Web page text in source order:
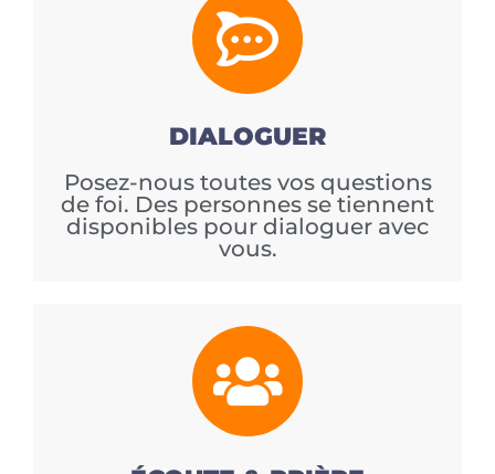
DIALOGUER
Posez-nous toutes vos questions
de foi. Des personnes se tiennent
disponibles pour dialoguer avec
vous.